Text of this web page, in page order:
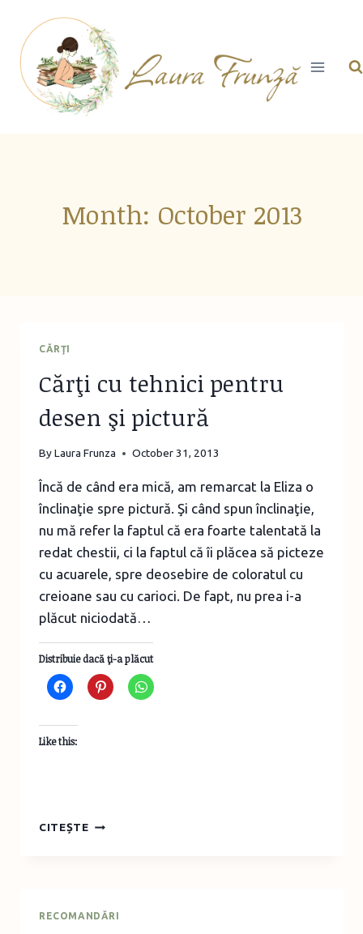
content
Month: October 2013
CĂRŢI
Cărţi cu tehnici pentru
desen şi pictură
ByLaura Frunza October 31, 2013
Încă de când era mică, am remarcat la Eliza o
înclinaţie spre pictură. Şi când spun înclinaţie,
nu mă refer la faptul că era foarte talentată la
redat chestii, ci la faptul că îi plăcea să picteze
cu acuarele, spre deosebire de coloratul cu
creioane sau cu carioci. De fapt, nu prea i-a
plăcut niciodată…
Distribuie dacă ţi-a plăcut
Like this:
CITEȘTECĂRŢI
RECOMANDĂRI